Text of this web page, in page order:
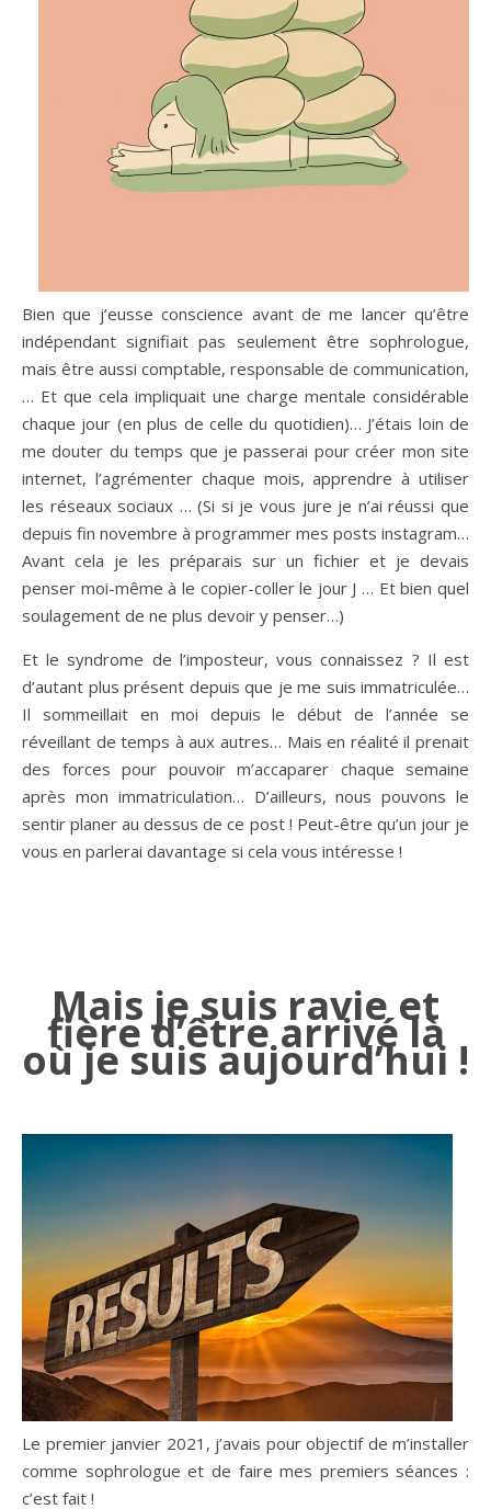
Bien que j’eusse conscience avant de me lancer qu’être
indépendant signifiait pas seulement être sophrologue,
mais être aussi comptable, responsable de communication,
… Et que cela impliquait une charge mentale considérable
chaque jour (en plus de celle du quotidien)… J’étais loin de
me douter du temps que je passerai pour créer mon site
internet, l’agrémenter chaque mois, apprendre à utiliser
les réseaux sociaux … (Si si je vous jure je n’ai réussi que
depuis fin novembre à programmer mes posts instagram…
Avant cela je les préparais sur un fichier et je devais
penser moi-même à le copier-coller le jour J … Et bien quel
soulagement de ne plus devoir y penser…)
Et le syndrome de l’imposteur, vous connaissez ? Il est
d’autant plus présent depuis que je me suis immatriculée…
Il sommeillait en moi depuis le début de l’année se
réveillant de temps à aux autres… Mais en réalité il prenait
des forces pour pouvoir m’accaparer chaque semaine
après mon immatriculation… D’ailleurs, nous pouvons le
sentir planer au dessus de ce post ! Peut-être qu’un jour je
vous en parlerai davantage si cela vous intéresse !
Mais je suis ravie et
fière d’être arrivé là
où je suis aujourd’hui !
Le premier janvier 2021, j’avais pour objectif de m’installer
comme sophrologue et de faire mes premiers séances :
c’est fait !